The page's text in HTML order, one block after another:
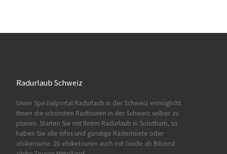
Radurlaub Schweiz
Unser Spezialportal Radurlaub in der Schweiz ermöglicht
Ihnen die schönsten Radtouren in der Schweiz selber zu
planen. Starten Sie mit Ihrem Radurlaub in Solothurn, so
haben Sie alle Infos und günstige Rädermiete oder
ebikemiete. 20 ebiketouren auch mit Guide ab Biberist